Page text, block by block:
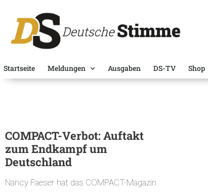
Startseite Meldungen Ausgaben DS-TV Shop
COMPACT-Verbot: Auftakt
zum Endkampf um
Deutschland
Nancy Faeser hat das COMPACT-Magazin